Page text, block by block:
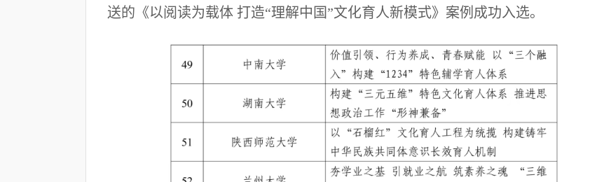
送的《以阅读为载体 打造“理解中国”文化育人新模式》案例成功入选。